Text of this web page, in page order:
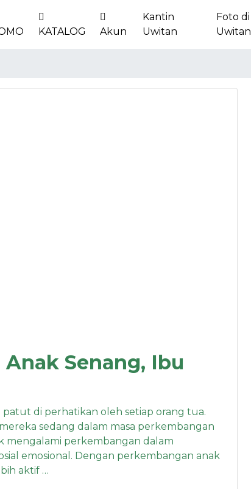
KATALOG Akun
Kantin
Uwitan
Foto di
Uwitan
Senang, Ibu
patut di perhatikan oleh setiap orang tua.
sedang dalam masa perkembangan
mengalami perkembangan dalam
emosional. Dengan perkembangan anak
aktif …